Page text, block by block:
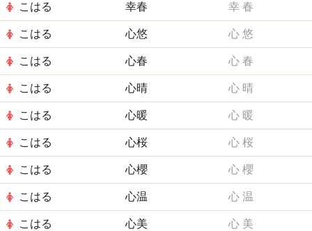
こはる 幸春 幸 春
こはる 心悠 心 悠
こはる 心春 心 春
こはる 心晴 心 晴
こはる 心暖 心 暖
こはる 心桜 心 桜
こはる 心櫻 心 櫻
こはる 心温 心 温
こはる 心美 心 美